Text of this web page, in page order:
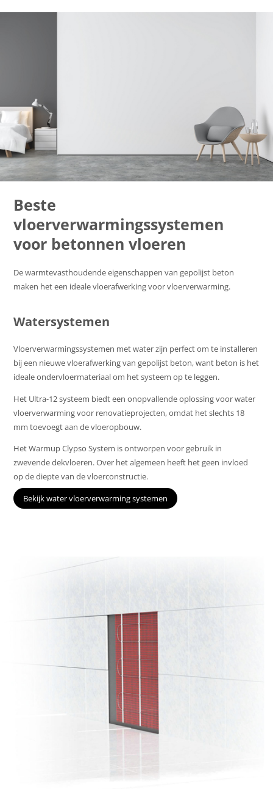
Beste
vloerverwarmingssystemen
voor betonnen vloeren
De warmtevasthoudende eigenschappen van gepolijst beton
maken het een ideale vloerafwerking voor vloerverwarming.
Watersystemen
Vloerverwarmingssystemen met water zijn perfect om te installeren
bij een nieuwe vloerafwerking van gepolijst beton, want beton is het
ideale ondervloermateriaal om het systeem op te leggen.
Het Ultra-12 systeem biedt een onopvallende oplossing voor water
vloerverwarming voor renovatieprojecten, omdat het slechts 18
mm toevoegt aan de vloeropbouw.
Het Warmup Clypso System is ontworpen voor gebruik in
zwevende dekvloeren. Over het algemeen heeft het geen invloed
op de diepte van de vloerconstructie.
Bekijk water vloerverwarming systemen